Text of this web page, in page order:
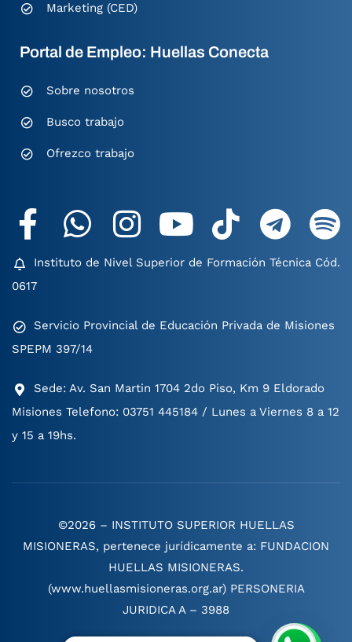
Marketing (CED)
Portal de Empleo: Huellas Conecta
Sobre nosotros
Busco trabajo
Ofrezco trabajo
Instituto de Nivel Superior de Formación Técnica Cód.
0617
Servicio Provincial de Educación Privada de Misiones
SPEPM 397/14
Sede: Av. San Martin 1704 2do Piso, Km 9 Eldorado
Misiones Telefono: 03751 445184 / Lunes a Viernes 8 a 12
y 15 a 19hs.
©2026 – INSTITUTO SUPERIOR HUELLAS
MISIONERAS, pertenece jurídicamente a: FUNDACION
HUELLAS MISIONERAS.
(www.huellasmisioneras.org.ar) PERSONERIA
JURIDICA A – 3988